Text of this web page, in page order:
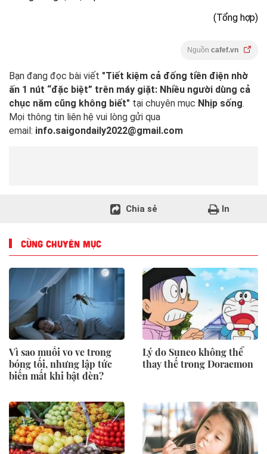
(Tổng hợp)
Nguồn cafef.vn
Bạn đang đọc bài viết "Tiết kiệm cả đống tiền điện nhờ
ấn 1 nút “đặc biệt” trên máy giặt: Nhiều người dùng cả
chục năm cũng không biết" tại chuyên mục Nhịp sống.
Mọi thông tin liên hệ vui lòng gửi qua
email: info.saigondaily2022@gmail.com
Chia sẻ In
CÙNG CHUYÊN MỤC
Vì sao muỗi vo ve trong
bóng tối, nhưng lập tức
biến mất khi bật đèn?
Lý do Suneo không thể
thay thế trong Doraemon